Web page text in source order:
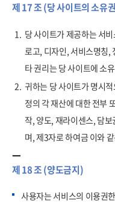
제 17 조 (당 사이트의 소유
1. 당 사이트가 제공하는 서
로고, 디자인, 서비스명칭,
타 권리는 당 사이트에 소
2. 귀하는 당 사이트가 명시
정의 각 재산에 대한 전부
작, 양도, 재라이센스, 담
며, 제3자로 하여금 이와
제 18 조 (양도금지)
사용자는 서비스의 이용권